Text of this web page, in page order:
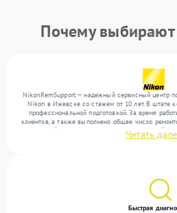
Почему выбирают
NikonRemSupport — надежный сервисный центр
Nikon в Ижевске со стажем от 10 лет. В штате
профессиональной подготовкой. За время
клиентов, а также выполнено общее число
сервисный центр поступает более 300
различного уровня сложности и предлагаем
Читать
Быстрая